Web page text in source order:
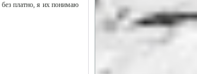
платно, я их понимаю